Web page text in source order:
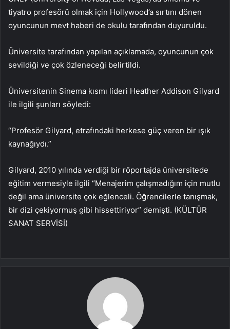
tiyatro profesörü olmak için Hollywood’a sırtını dönen
oyuncunun mevt haberi de okulu tarafından duyuruldu.
Üniversite tarafından yapılan açıklamada, oyuncunun çok
sevildiği ve çok özleneceği belirtildi.
Üniversitenin Sinema kısmı lideri Heather Addison Gilyard
ile ilgili şunları söyledi:
“Profesör Gilyard, etrafındaki herkese güç veren bir ışık
kaynağıydı.”
Gilyard, 2010 yılında verdiği bir röportajda üniversitede
eğitim vermesiyle ilgili “Menajerim çalışmadığım için mutlu
değil ama üniversite çok eğlenceli. Öğrencilerle tanışmak,
bir dizi çekiyormuş gibi hissettiriyor” demişti. (KÜLTÜR
SANAT SERVİSİ)